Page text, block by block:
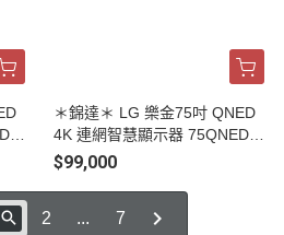
＊錦達＊ LG 樂金75吋 QNED
4K 連網智慧顯示器 75QNED9
MATA
$99,000
2 ... 7